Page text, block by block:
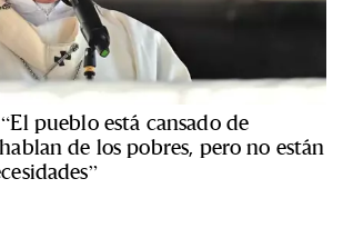
pueblo está cansado de
de los pobres, pero no están